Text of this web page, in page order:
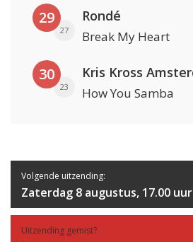
29
27
Rondé
Break My Heart
30
23 How You Samba
Volgende uitzending:
Zaterdag 8 augustus, 17.00 uur
Uitzending gemist?